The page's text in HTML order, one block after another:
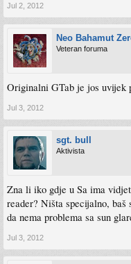
Jul 2, 2012
Neo Bahamut
Veteran foruma
Originalni GTab je jos uvijek
Jul 3, 2012
sgt. bull
Aktivista
Zna li iko gdje u Sa ima
reader? Ništa specijalno,
da nema problema sa sun
Jul 3, 2012